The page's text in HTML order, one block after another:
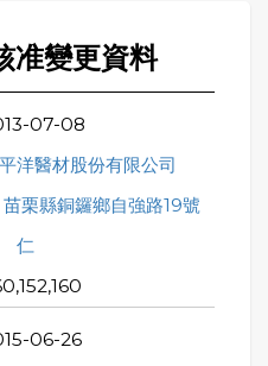
准變更資料
07-08
洋醫材股份有限公司
苗栗縣銅鑼鄉自強路19號
仁
06-26